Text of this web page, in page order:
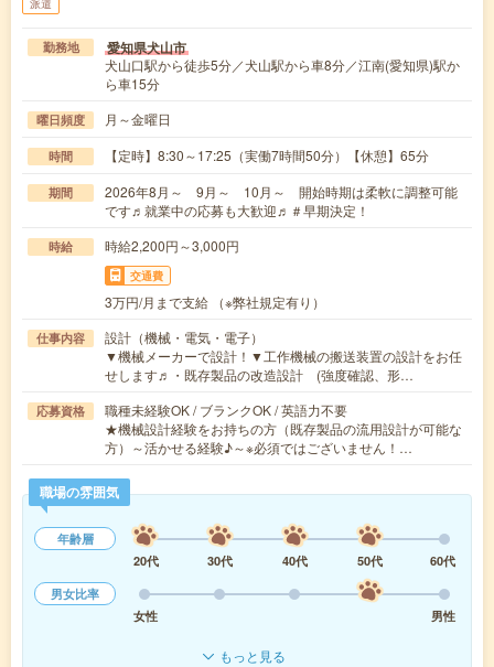
派遣
勤務地 愛知県犬山市
犬山口駅から徒歩5分／犬山駅から車8分／江南(愛知県)駅か
ら車15分
曜日頻度 月～金曜日
時間 【定時】8:30～17:25（実働7時間50分）【休憩】65分
期間
2026年8月～ 9月～ 10月～ 開始時期は柔軟に調整可能
です♬就業中の応募も大歓迎♬＃早期決定！
時給 時給2,200円～3,000円
交通費
3万円/月まで支給 （※弊社規定有り）
仕事内容
設計（機械・電気・電子）
▼機械メーカーで設計！▼工作機械の搬送装置の設計をお任
せします♬・既存製品の改造設計 (強度確認、形…
応募資格
職種未経験OK / ブランクOK / 英語力不要
★機械設計経験をお持ちの方（既存製品の流用設計が可能な
方）～活かせる経験♪～※必須ではございません！…
職場の雰囲気
年齢層
20代
30代 40代 50代
60代
男女比率
女性
男性
もっと見る